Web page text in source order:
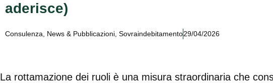
aderisce)
Consulenza News & Pubblicazioni Sovraindebitamento29/04/2026
La rottamazione dei ruoli è una misura straordinaria che